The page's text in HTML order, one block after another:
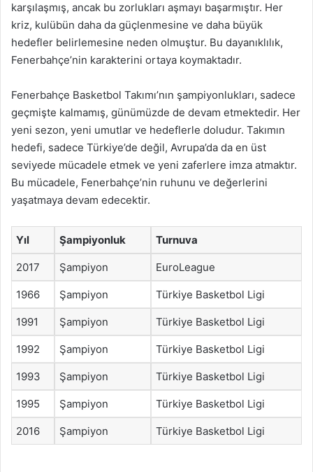
karşılaşmış, ancak bu zorlukları aşmayı başarmıştır. Her
kriz, kulübün daha da güçlenmesine ve daha büyük
hedefler belirlemesine neden olmuştur. Bu dayanıklılık,
Fenerbahçe’nin karakterini ortaya koymaktadır.
Fenerbahçe Basketbol Takımı’nın şampiyonlukları, sadece
geçmişte kalmamış, günümüzde de devam etmektedir. Her
yeni sezon, yeni umutlar ve hedeflerle doludur. Takımın
hedefi, sadece Türkiye’de değil, Avrupa’da da en üst
seviyede mücadele etmek ve yeni zaferlere imza atmaktır.
Bu mücadele, Fenerbahçe’nin ruhunu ve değerlerini
yaşatmaya devam edecektir.
Yıl Şampiyonluk Turnuva
2017 Şampiyon EuroLeague
1966 Şampiyon Türkiye Basketbol Ligi
1991 Şampiyon Türkiye Basketbol Ligi
1992 Şampiyon Türkiye Basketbol Ligi
1993 Şampiyon Türkiye Basketbol Ligi
1995 Şampiyon Türkiye Basketbol Ligi
2016 Şampiyon Türkiye Basketbol Ligi